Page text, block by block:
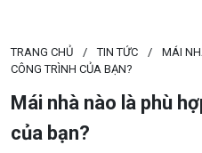
TRANG CHỦ / TIN TỨC /
MÁI
CÔNG TRÌNH CỦA BẠN?
Mái nhà nào là phù
của bạn?